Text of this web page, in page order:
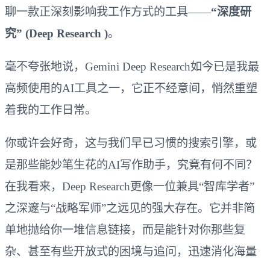
聊一款正深刻影响我工作方式的工具——“深度研
究” (Deep Research )。
毫不夸张地说，Gemini Deep Research如今已是我最
高频使用的AI工具之一，它正不经意间，悄然重塑
着我的工作日常。
你或许会好奇，这与我们早已习惯的搜索引擎，或
是那些能妙笔生花的AI写作助手，究竟有何不同？
在我看来，Deep Research更像一位兼具“智库学者”
之深邃与“战略军师”之远见的强大存在。它并非简
单地抛给你一堆信息链接，而是能针对你那些复
杂、甚至有些开放式的困境与追问，迅速消化海量